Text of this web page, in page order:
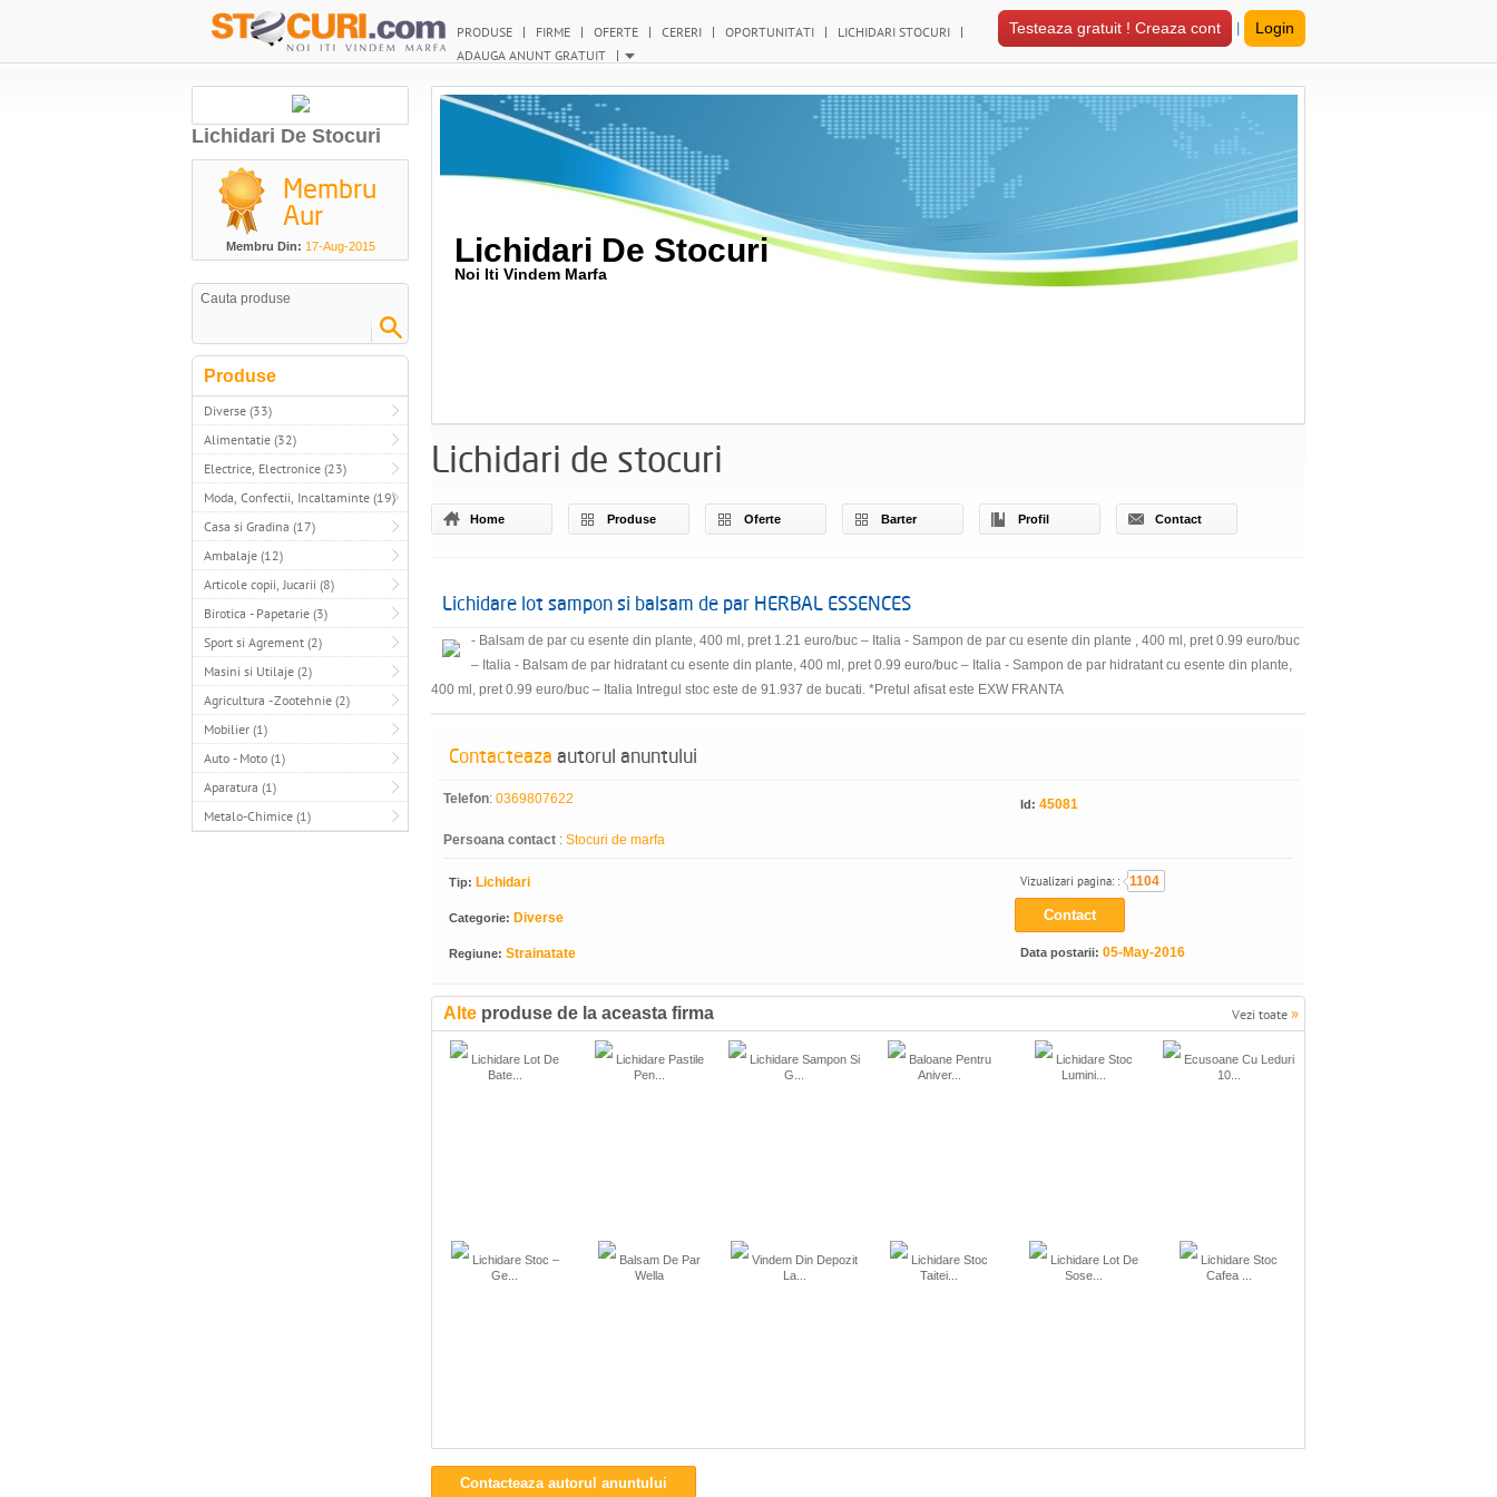
PRODUSE FIRME OFERTE CERERI OPORTUNITATI
LICHIDARI STOCURI
ADAUGA ANUNT GRATUIT
Testeaza gratuit ! Creaza cont | Login
Lichidari De Stocuri
Membru
Aur
Membru Din: 17-Aug-2015
Produse
Diverse (33)
Alimentatie (32)
Electrice, Electronice (23)
Moda, Confectii, Incaltaminte (19)
Casa si Gradina (17)
Ambalaje (12)
Articole copii, Jucarii (8)
Birotica - Papetarie (3)
Sport si Agrement (2)
Masini si Utilaje (2)
Agricultura - Zootehnie (2)
Mobilier (1)
Auto - Moto (1)
Aparatura (1)
Metalo-Chimice (1)
Lichidari De Stocuri
Noi Iti Vindem Marfa
Lichidari de stocuri
Home Produse Oferte Barter Profil Contact
Lichidare lot sampon si balsam de par HERBAL ESSENCES
- Balsam de par cu esente din plante, 400 ml, pret 1.21 euro/buc – Italia - Sampon de par cu esente din plante , 400 ml, pret 0.99 euro/buc
– Italia - Balsam de par hidratant cu esente din plante, 400 ml, pret 0.99 euro/buc – Italia - Sampon de par hidratant cu esente din plante,
400 ml, pret 0.99 euro/buc – Italia Intregul stoc este de 91.937 de bucati. *Pretul afisat este EXW FRANTA
Contacteaza autorul anuntului
Telefon: 0369807622 Id: 45081
Persoana contact : Stocuri de marfa
Tip: Lichidari
Categorie: Diverse
Regiune: Strainatate
Vizualizari pagina: : 1104
Contact
Data postarii: 05-May-2016
Alte produse de la aceasta firma Vezi toate »
Lichidare Lot De
Bate...
Lichidare Pastile
Pen...
Lichidare Sampon Si
G...
Baloane Pentru
Aniver...
Lichidare Stoc
Lumini...
Ecusoane Cu Leduri
10...
Lichidare Stoc –
Ge...
Balsam De Par
Wella
Vindem Din Depozit
La...
Lichidare Stoc
Taitei...
Lichidare Lot De
Sose...
Lichidare Stoc
Cafea ...
Contacteaza autorul anuntului